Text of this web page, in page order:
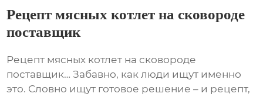
Рецепт мясных котлет на сковороде
поставщик
Рецепт мясных котлет на сковороде
поставщик… Забавно, как люди ищут именно
это. Словно ищут готовое решение – и рецепт,